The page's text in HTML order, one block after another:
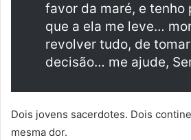
favor da maré, e tenho
que a ela me leve…
revolver tudo, de
decisão… me ajude,
Dois jovens sacerdotes. Dois
mesma dor.